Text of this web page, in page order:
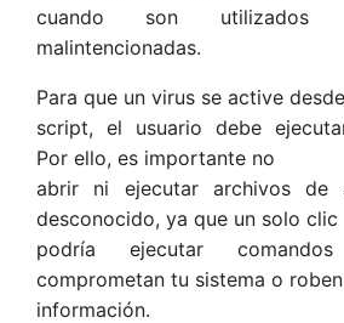
cuando son utilizados
malintencionadas.
Para que un virus se active
script, el usuario debe
Por ello, es importante no
abrir ni ejecutar archivos de
desconocido, ya que un solo clic
podría ejecutar
comprometan tu sistema o
información.